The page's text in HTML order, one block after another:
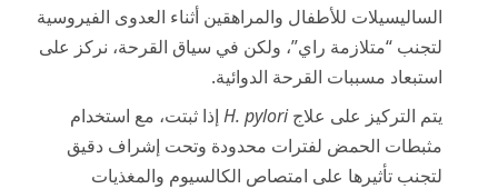
الساليسيلات للأطفال والمراهقين أثناء العدوى الفيروسية
لتجنب “متلازمة راي”، ولكن في سياق القرحة، نركز على
استبعاد مسببات القرحة الدوائية.
يتم التركيز على علاجH. pylori إذا ثبتت، مع استخدام
مثبطات الحمض لفترات محدودة وتحت إشراف دقيق
لتجنب تأثيرها على امتصاص الكالسيوم والمغذيات